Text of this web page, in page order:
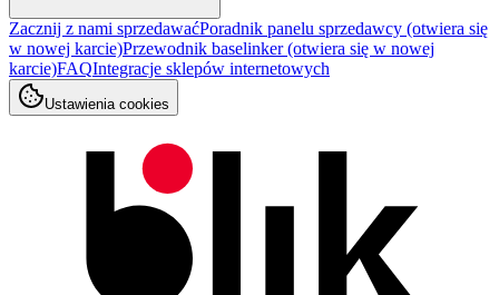
Zacznij z nami sprzedawaćPoradnik panelu sprzedawcy (otwiera się
w nowej karcie)Przewodnik baselinker(otwiera się w nowej
karcie)FAQIntegracje sklepów internetowych
Ustawienia cookies